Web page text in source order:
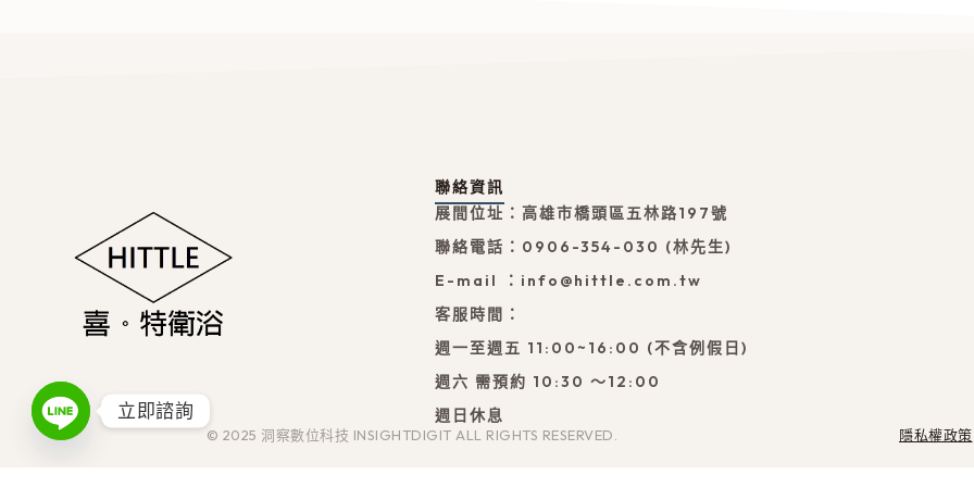
聯絡資訊
展間位址：高雄市橋頭區五林路197號
聯絡電話：0906-354-030 (林先生)
E-mail ：info@hittle.com.tw
客服時間：
週一至週五 11:00~16:00 (不含例假日)
週六 需預約 10:30 ～12:00
週日休息
© 2025 洞察數位科技 INSIGHTDIGIT ALL RIGHTS RESERVED. 隱私權政策
立即諮詢